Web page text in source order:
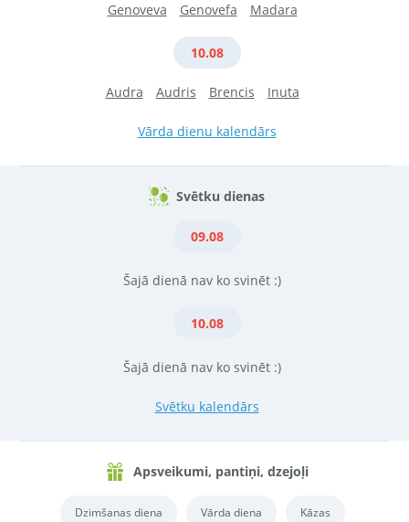
Genoveva Genovefa Madara
10.08
Audra Audris Brencis Inuta
Vārda dienu kalendārs
Svētku dienas
09.08
Šajā dienā nav ko svinēt :)
10.08
Šajā dienā nav ko svinēt :)
Svētku kalendārs
Apsveikumi, pantiņi, dzejoļi
Dzimšanas diena Vārda diena Kāzas